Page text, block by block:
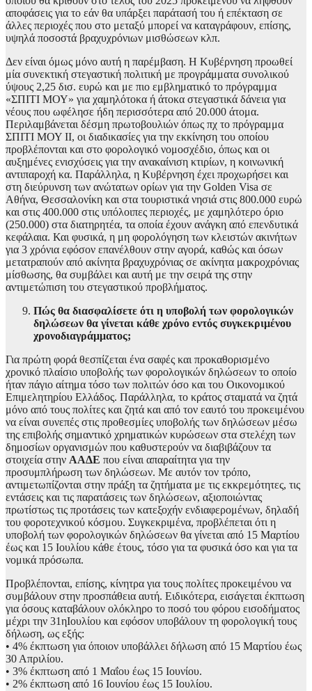
αποφάσεις για το εάν θα υπάρξει παράτασή του ή επέκταση σε
άλλες περιοχές που στο μεταξύ μπορεί να καταγράφουν, επίσης,
υψηλά ποσοστά βραχυχρόνιων μισθώσεων κλπ.
Δεν είναι όμως μόνο αυτή η παρέμβαση. Η Κυβέρνηση προωθεί
μία συνεκτική στεγαστική πολιτική με προγράμματα συνολικού
ύψους 2,25 δισ. ευρώ και με πιο εμβληματικό το πρόγραμμα
«ΣΠΙΤΙ ΜΟΥ» για χαμηλότοκα ή άτοκα στεγαστικά δάνεια για
νέους που ωφέλησε ήδη περισσότερα από 20.000 άτομα.
Περιλαμβάνεται δέσμη πρωτοβουλιών όπως πχ το πρόγραμμα
ΣΠΙΤΙ ΜΟΥ ΙΙ, οι διαδικασίες για την εκκίνηση του οποίου
προβλέπονται και στο φορολογικό νομοσχέδιο, όπως και οι
αυξημένες ενισχύσεις για την ανακαίνιση κτιρίων, η κοινωνική
αντιπαροχή κα. Παράλληλα, η Κυβέρνηση έχει προχωρήσει και
στη διεύρυνση των ανώτατων ορίων για την Golden Visa σε
Αθήνα, Θεσσαλονίκη και στα τουριστικά νησιά στις 800.000 ευρώ
και στις 400.000 στις υπόλοιπες περιοχές, με χαμηλότερο όριο
(250.000) στα διατηρητέα, τα οποία έχουν ανάγκη από επενδυτικά
κεφάλαια. Και φυσικά, η μη φορολόγηση των κλειστών ακινήτων
για 3 χρόνια εφόσον επανέλθουν στην αγορά, καθώς και όσων
μετατραπούν από ακίνητα βραχυχρόνιας σε ακίνητα μακροχρόνιας
μίσθωσης, θα συμβάλει και αυτή με την σειρά της στην
αντιμετώπιση του στεγαστικού προβλήματος.
Πώς θα διασφαλίσετε ότι η υποβολή των φορολογικών
δηλώσεων θα γίνεται κάθε χρόνο εντός συγκεκριμένου
χρονοδιαγράμματος;
Για πρώτη φορά θεσπίζεται ένα σαφές και προκαθορισμένο
χρονικό πλαίσιο υποβολής των φορολογικών δηλώσεων το οποίο
ήταν πάγιο αίτημα τόσο των πολιτών όσο και του Οικονομικού
Επιμελητηρίου Ελλάδος. Παράλληλα, το κράτος σταματά να ζητά
μόνο από τους πολίτες και ζητά και από τον εαυτό του προκειμένου
να είναι συνεπές στις προθεσμίες υποβολής των δηλώσεων μέσω
της επιβολής σημαντικό χρηματικών κυρώσεων στα στελέχη των
δημοσίων οργανισμών που καθυστερούν να διαβιβάζουν τα
στοιχεία στην ΑΑΔΕ που είναι απαραίτητα για την
προσυμπλήρωση των δηλώσεων. Με αυτόν τον τρόπο,
αντιμετωπίζονται στην πράξη τα ζητήματα με τις εκκρεμότητες, τις
εντάσεις και τις παρατάσεις των δηλώσεων, αξιοποιώντας
πρωτίστως τις προτάσεις των κατεξοχήν ενδιαφερομένων, δηλαδή
του φοροτεχνικού κόσμου. Συγκεκριμένα, προβλέπεται ότι η
υποβολή των φορολογικών δηλώσεων θα γίνεται από 15 Μαρτίου
έως και 15 Ιουλίου κάθε έτους, τόσο για τα φυσικά όσο και για τα
νομικά πρόσωπα.
Προβλέπονται, επίσης, κίνητρα για τους πολίτες προκειμένου να
συμβάλουν στην προσπάθεια αυτή. Ειδικότερα, εισάγεται έκπτωση
για όσους καταβάλουν ολόκληρο το ποσό του φόρου εισοδήματος
μέχρι την 31ηΙουλίου και εφόσον υποβάλουν τη φορολογική τους
δήλωση, ως εξής:
• 4% έκπτωση για όποιον υποβάλλει δήλωση από 15 Μαρτίου έως
30 Απριλίου.
• 3% έκπτωση από 1 Μαΐου έως 15 Ιουνίου.
• 2% έκπτωση από 16 Ιουνίου έως 15 Ιουλίου.